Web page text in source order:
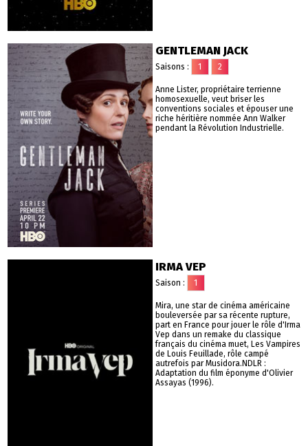
GENTLEMAN JACK
Saisons : 1 2
Anne Lister, propriétaire terrienne
homosexuelle, veut briser les
conventions sociales et épouser une
riche héritière nommée Ann Walker
pendant la Révolution Industrielle.
IRMA VEP
Saison : 1
Mira, une star de cinéma américaine
bouleversée par sa récente rupture,
part en France pour jouer le rôle d'Irma
Vep dans un remake du classique
français du cinéma muet, Les Vampires
de Louis Feuillade, rôle campé
autrefois par Musidora.NDLR :
Adaptation du film éponyme d'Olivier
Assayas (1996).